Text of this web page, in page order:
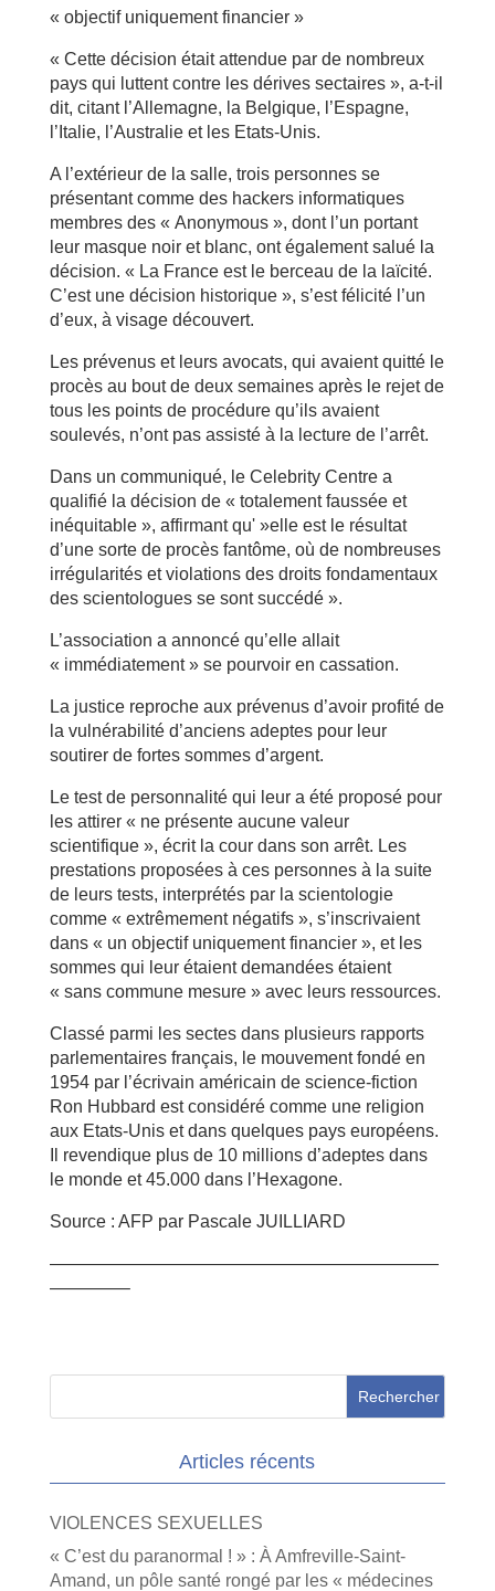
« objectif uniquement financier »
« Cette décision était attendue par de nombreux
pays qui luttent contre les dérives sectaires », a-t-il
dit, citant l’Allemagne, la Belgique, l’Espagne,
l’Italie, l’Australie et les Etats-Unis.
A l’extérieur de la salle, trois personnes se
présentant comme des hackers informatiques
membres des « Anonymous », dont l’un portant
leur masque noir et blanc, ont également salué la
décision. « La France est le berceau de la laïcité.
C’est une décision historique », s’est félicité l’un
d’eux, à visage découvert.
Les prévenus et leurs avocats, qui avaient quitté le
procès au bout de deux semaines après le rejet de
tous les points de procédure qu’ils avaient
soulevés, n’ont pas assisté à la lecture de l’arrêt.
Dans un communiqué, le Celebrity Centre a
qualifié la décision de « totalement faussée et
inéquitable », affirmant qu' »elle est le résultat
d’une sorte de procès fantôme, où de nombreuses
irrégularités et violations des droits fondamentaux
des scientologues se sont succédé ».
L’association a annoncé qu’elle allait
« immédiatement » se pourvoir en cassation.
La justice reproche aux prévenus d’avoir profité de
la vulnérabilité d’anciens adeptes pour leur
soutirer de fortes sommes d’argent.
Le test de personnalité qui leur a été proposé pour
les attirer « ne présente aucune valeur
scientifique », écrit la cour dans son arrêt. Les
prestations proposées à ces personnes à la suite
de leurs tests, interprétés par la scientologie
comme « extrêmement négatifs », s’inscrivaient
dans « un objectif uniquement financier », et les
sommes qui leur étaient demandées étaient
« sans commune mesure » avec leurs ressources.
Classé parmi les sectes dans plusieurs rapports
parlementaires français, le mouvement fondé en
1954 par l’écrivain américain de science-fiction
Ron Hubbard est considéré comme une religion
aux Etats-Unis et dans quelques pays européens.
Il revendique plus de 10 millions d’adeptes dans
le monde et 45.000 dans l’Hexagone.
Source : AFP par Pascale JUILLIARD
——————————————————————
————–
Articles récents
VIOLENCES SEXUELLES
« C’est du paranormal ! » : À Amfreville-Saint-
Amand, un pôle santé rongé par les « médecines